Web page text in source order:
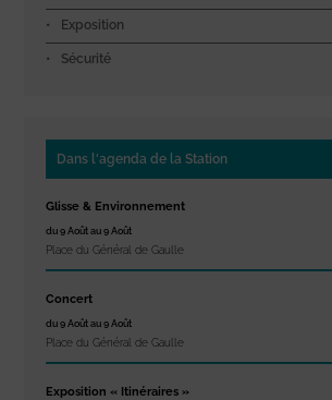
Exposition
Sécurité
Dans l'agenda de la Station
Glisse & Environnement
du 9 Août au 9 Août
Place du Général de Gaulle
Concert
du 9 Août au 9 Août
Place du Général de Gaulle
Exposition « Itinéraires »